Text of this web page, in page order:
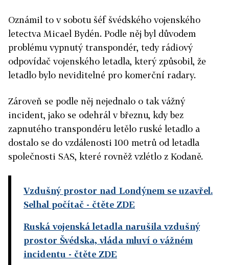
Oznámil to v sobotu šéf švédského vojenského
letectva Micael Bydén. Podle něj byl důvodem
problému vypnutý transpondér, tedy rádiový
odpovídač vojenského letadla, který způsobil, že
letadlo bylo neviditelné pro komerční radary.
Zároveň se podle něj nejednalo o tak vážný
incident, jako se odehrál v březnu, kdy bez
zapnutého transpondéru letělo ruské letadlo a
dostalo se do vzdálenosti 100 metrů od letadla
společnosti SAS, které rovněž vzlétlo z Kodaně.
Vzdušný prostor nad Londýnem se uzavřel.
Selhal počítač - čtěte ZDE
Ruská vojenská letadla narušila vzdušný
prostor Švédska, vláda mluví o vážném
incidentu - čtěte ZDE